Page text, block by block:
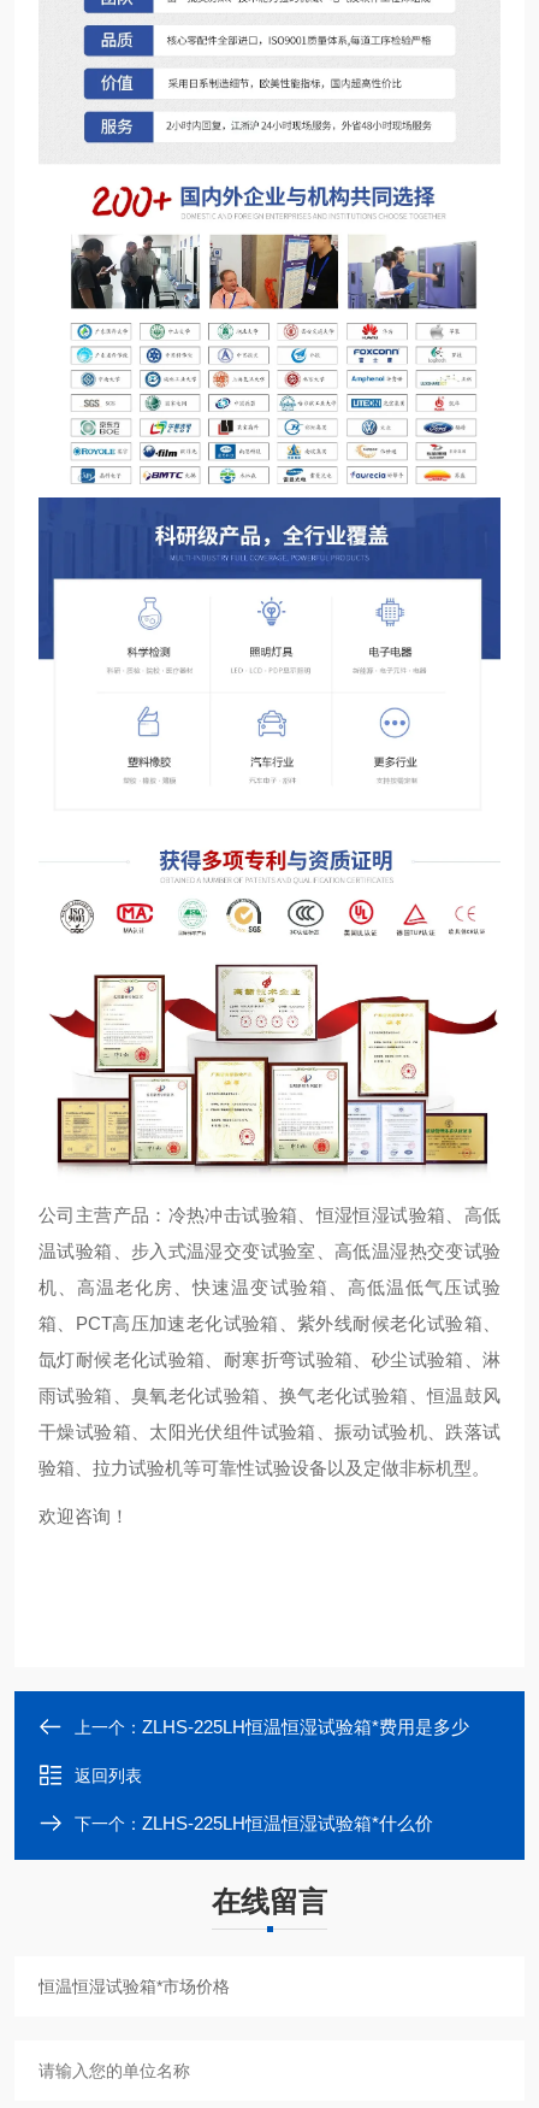
公司主营产品：冷热冲击试验箱、恒湿恒湿试验箱、高低
温试验箱、步入式温湿交变试验室、高低温湿热交变试验
机、高温老化房、快速温变试验箱、高低温低气压试验
箱、PCT高压加速老化试验箱、紫外线耐候老化试验箱、
氙灯耐候老化试验箱、耐寒折弯试验箱、砂尘试验箱、淋
雨试验箱、臭氧老化试验箱、换气老化试验箱、恒温鼓风
干燥试验箱、太阳光伏组件试验箱、振动试验机、跌落试
验箱、拉力试验机等可靠性试验设备以及定做非标机型。
欢迎咨询！
上一个： ZLHS-225LH恒温恒湿试验箱*费用是多少
返回列表
下一个： ZLHS-225LH恒温恒湿试验箱*什么价
在线留言